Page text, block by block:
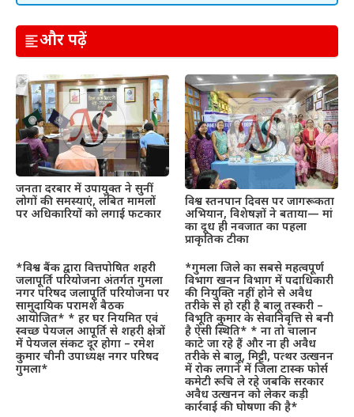
और पढ़ें
जनता दरबार में उपायुक्त ने सुनीं
लोगों की समस्याएं, लंबित मामलों
पर अधिकारियों को लगाई फटकार
विश्व स्तनपान दिवस पर जागरूकता
अभियान, विशेषज्ञों ने बताया— मां
का दूध ही नवजात का पहला
प्राकृतिक टीका
*विश्व बैंक द्वारा वित्तपोषित शहरी
जलापूर्ति परियोजना अंतर्गत गुमला
नगर परिषद जलापूर्ति परियोजना पर
सामुदायिक परामर्श बैठक
आयोजित* * हर घर नियमित एवं
स्वच्छ पेयजल आपूर्ति से शहरी क्षेत्रों
में पेयजल संकट दूर होगा – रमेश
कुमार चीनी उपाध्यक्ष नगर परिषद
गुमला*
*गुमला जिले का सबसे महत्वपूर्ण
विभाग खनन विभाग में पदाधिकारी
की नियुक्ति नहीं होने से अवैध
तरीके से हो रही है बालू तस्करी –
विभूति कुमार के सेवानिवृत्ति से बनी
है ऐसी स्थिति* * ना तो चालान
काटे जा रहे हैं और ना ही अवैध
तरीके से बालू, मिट्टी, पत्थर उत्खनन
में रोक लगाने में जिला टास्क फोर्स
कमेटी रूचि ले रहे जबकि सरकार
अवैध उत्खनन को लेकर कड़ी
कार्रवाई की घोषणा की है*